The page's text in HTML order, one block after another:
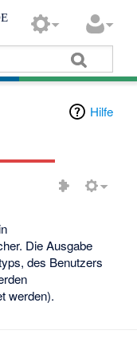
Hilfe
Die Ausgabe
des Benutzers
werden).